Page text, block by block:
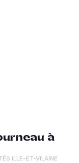
à
ILLE-ET-VILAINE